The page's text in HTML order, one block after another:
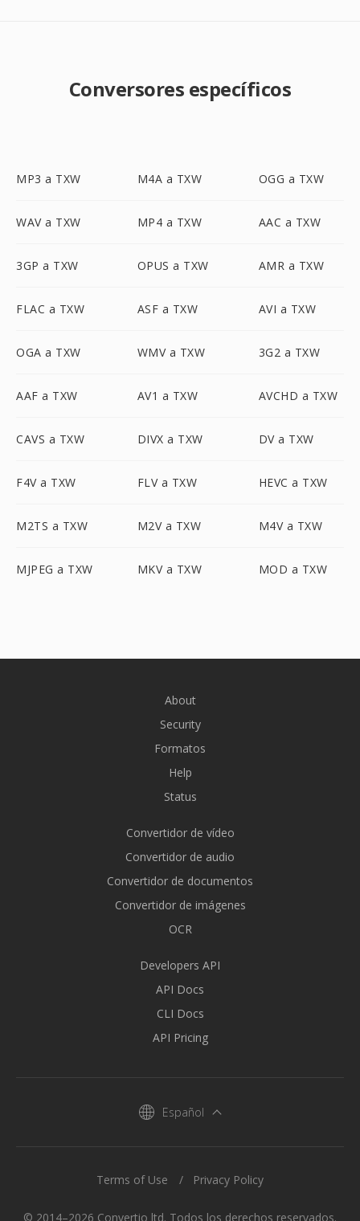
Conversores específicos
MP3 a TXW M4A a TXW OGG a TXW
WAV a TXW MP4 a TXW AAC a TXW
3GP a TXW OPUS a TXW AMR a TXW
FLAC a TXW ASF a TXW AVI a TXW
OGA a TXW WMV a TXW 3G2 a TXW
AAF a TXW AV1 a TXW AVCHD a TXW
CAVS a TXW DIVX a TXW DV a TXW
F4V a TXW FLV a TXW HEVC a TXW
M2TS a TXW M2V a TXW M4V a TXW
MJPEG a TXW MKV a TXW MOD a TXW
About
Security
Formatos
Help
Status
Convertidor de vídeo
Convertidor de audio
Convertidor de documentos
Convertidor de imágenes
OCR
Developers API
API Docs
CLI Docs
API Pricing
Español
© 2014–2026 Convertio ltd. Todos los derechos reservados.
Terms of Use Privacy Policy